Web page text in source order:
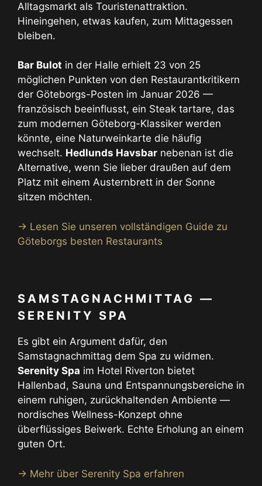
Alltagsmarkt als Touristenattraktion.
Hineingehen, etwas kaufen, zum Mittagessen
bleiben.
Bar Bulot in der Halle erhielt 23 von 25
möglichen Punkten von den Restaurantkritikern
der Göteborgs-Posten im Januar 2026 —
französisch beeinflusst, ein Steak tartare, das
zum modernen Göteborg-Klassiker werden
könnte, eine Naturweinkarte die häufig
wechselt. Hedlunds Havsbar nebenan ist die
Alternative, wenn Sie lieber draußen auf dem
Platz mit einem Austernbrett in der Sonne
sitzen möchten.
→ Lesen Sie unseren vollständigen Guide zu
Göteborgs besten Restaurants
SAMSTAGNACHMITTAG —
SERENITY SPA
Es gibt ein Argument dafür, den
Samstagnachmittag dem Spa zu widmen.
Serenity Spa im Hotel Riverton bietet
Hallenbad, Sauna und Entspannungsbereiche in
einem ruhigen, zurückhaltenden Ambiente —
nordisches Wellness-Konzept ohne
überflüssiges Beiwerk. Echte Erholung an einem
guten Ort.
→ Mehr über Serenity Spa erfahren